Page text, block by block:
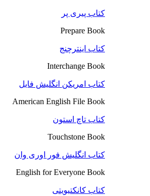
کتاب پیری پر
Prepare Book
کتاب اینترچنج
Interchange Book
کتاب امریکن انگلیش فایل
American English File Book
کتاب تاچ استون
Touchstone Book
کتاب انگلیش فور اوری وان
English for Everyone Book
کتاب کانکتیویتی